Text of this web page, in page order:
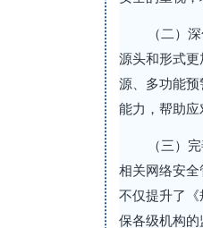
（二）
源头和形式更
源、多功能
能力，帮助应
（三）
相关网络安
不仅提升了
保各级机构的